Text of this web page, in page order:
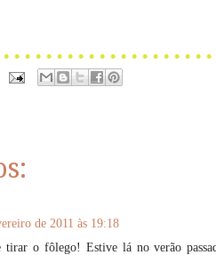
de 2011 às 19:18
tirar o fôlego! Estive lá no verão